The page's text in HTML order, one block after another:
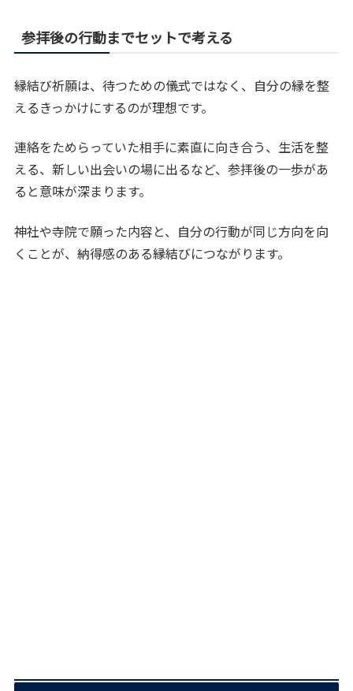
参拝後の行動までセットで考える
縁結び祈願は、待つための儀式ではなく、自分の縁を整
えるきっかけにするのが理想です。
連絡をためらっていた相手に素直に向き合う、生活を整
える、新しい出会いの場に出るなど、参拝後の一歩があ
ると意味が深まります。
神社や寺院で願った内容と、自分の行動が同じ方向を向
くことが、納得感のある縁結びにつながります。